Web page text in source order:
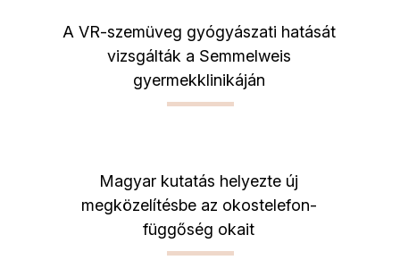
A VR-szemüveg gyógyászati hatását
vizsgálták a Semmelweis
gyermekklinikáján
Magyar kutatás helyezte új
megközelítésbe az okostelefon-
függőség okait